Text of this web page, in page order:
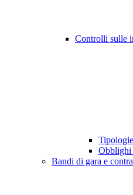
Controlli sulle
Obblighi
Bandi di gara e